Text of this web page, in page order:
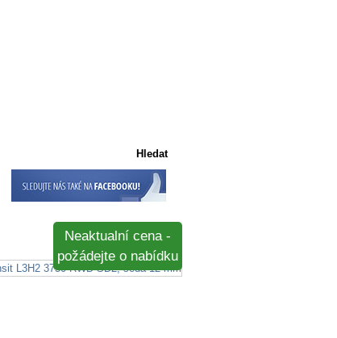
Neaktualní cena -
požádejte o nabídku